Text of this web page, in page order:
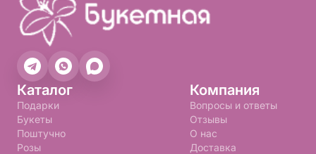
Каталог
Подарки
Букеты
Поштучно
Розы
Компания
Вопросы и ответы
Отзывы
О нас
Доставка